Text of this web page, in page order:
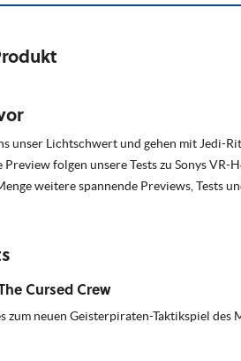
unser Lichtschwert und gehen mit Jedi-
folgen unsere Tests zu Sonys
weitere spannende Previews, Tests
Cursed Crew
zum neuen Geisterpiraten-Taktikspiel